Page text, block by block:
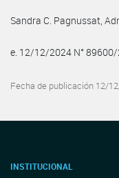
Sandra C. Pagnussat,
e. 12/12/2024 N°
Fecha de publicación 12/
INSTITUCIONAL